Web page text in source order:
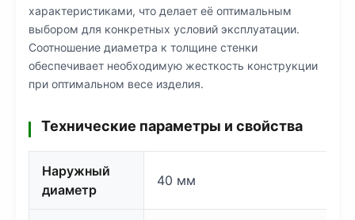
характеристиками, что делает её оптимальным
выбором для конкретных условий эксплуатации.
Соотношение диаметра к толщине стенки
обеспечивает необходимую жесткость конструкции
при оптимальном весе изделия.
Технические параметры и свойства
Наружный
диаметр
40 мм